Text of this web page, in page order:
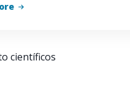
científicos